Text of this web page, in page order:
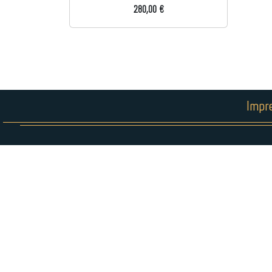
280,00 €